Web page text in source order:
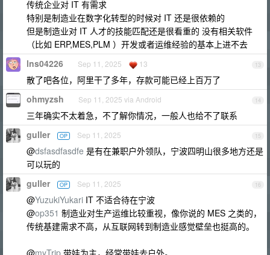
传统企业对 IT 有需求
特别是制造业在数字化转型的时候对 IT 还是很依赖的
但是制造业对 IT 人才的技能匹配还是很看重的 没有相关软件
（比如 ERP,MES,PLM ）开发或者运维经验的基本上进不去
13
lns04226 Sep 11, 2025 13
散了吧各位，阿里干了多年，存款可能已经上百万了
14
ohmyzsh Sep 11, 2025 via Android
三年确实不太着急，不了解你情况，一般人也给不了联系
15
guller OP Sep 11, 2025
@dsfasdfasdfe 是有在兼职户外领队，宁波四明山很多地方还是
可以玩的
16
guller OP Sep 11, 2025
@YuzukiYukari IT 不适合待在宁波
@op351 制造业对生产运维比较重视，像你说的 MES 之类的，
传统基建需求不高，从互联网转到制造业感觉壁垒也挺高的。
@myTrip 带娃为主，经常带娃去户外。